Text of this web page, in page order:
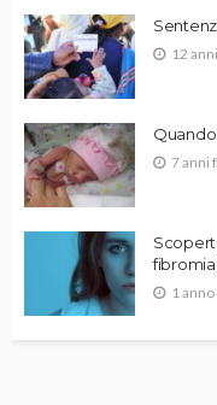
12
7 anni
1 anno